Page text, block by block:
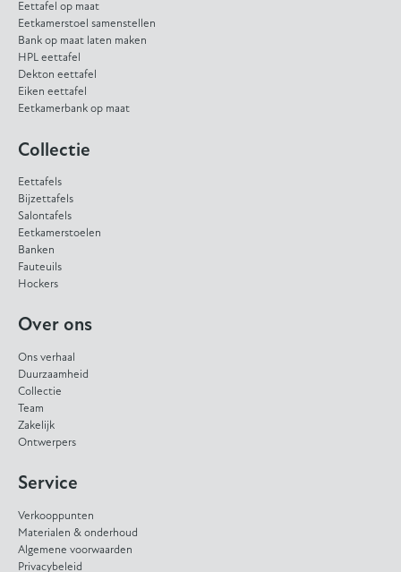
Eettafel op maat
Eetkamerstoel samenstellen
Bank op maat laten maken
HPL eettafel
Dekton eettafel
Eiken eettafel
Eetkamerbank op maat
Collectie
Eettafels
Bijzettafels
Salontafels
Eetkamerstoelen
Banken
Fauteuils
Hockers
Over ons
Ons verhaal
Duurzaamheid
Collectie
Team
Zakelijk
Ontwerpers
Service
Verkooppunten
Materialen & onderhoud
Algemene voorwaarden
Privacybeleid